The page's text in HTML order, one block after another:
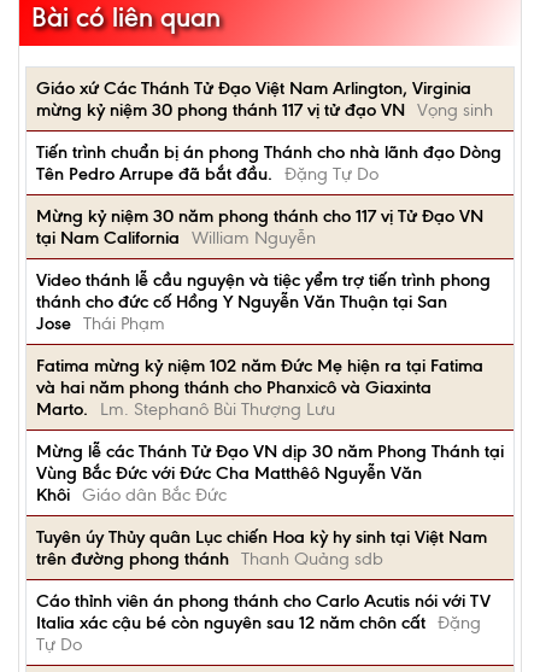
Bài có liên quan
Giáo xứ Các Thánh Tử Đạo Việt Nam Arlington, Virginia
mừng kỷ niệm 30 phong thánh 117 vị tử đạo VN Vọng sinh
Tiến trình chuẩn bị án phong Thánh cho nhà lãnh đạo Dòng
Tên Pedro Arrupe đã bắt đầu.
Đặng Tự Do
Mừng kỷ niệm 30 năm phong thánh cho 117 vị Tử Đạo VN
tại Nam California
William Nguyễn
Video thánh lễ cầu nguyện và tiệc yểm trợ tiến trình phong
thánh cho đức cố Hồng Y Nguyễn Văn Thuận tại San
Jose Thái Phạm
Fatima mừng kỷ niệm 102 năm Đức Mẹ hiện ra tại Fatima
và hai năm phong thánh cho Phanxicô và Giaxinta
Marto.
Lm. Stephanô Bùi Thượng Lưu
Mừng lễ các Thánh Tử Đạo VN dịp 30 năm Phong Thánh tại
Vùng Bắc Đức với Đức Cha Matthêô Nguyễn Văn
Khôi Giáo dân Bắc Đức
Tuyên úy Thủy quân Lục chiến Hoa kỳ hy sinh tại Việt Nam
trên đường phong thánh Thanh Quảng sdb
Cáo thỉnh viên án phong thánh cho Carlo Acutis nói với TV
Italia xác cậu bé còn nguyên sau 12 năm chôn cất Đặng
Tự Do